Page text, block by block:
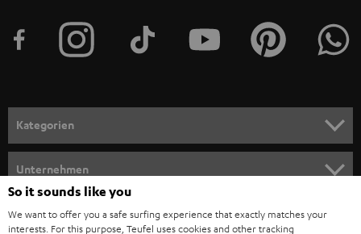
e
n
m
e
l
d
Kategorien
HEIMKINO-KOMPLETTANLAGEN
Unternehmen
Teufel Onlineshops
So it sounds like you
We want to offer you a safe surfing experience that exactly matches your
interests. For this purpose, Teufel uses cookies and other tracking